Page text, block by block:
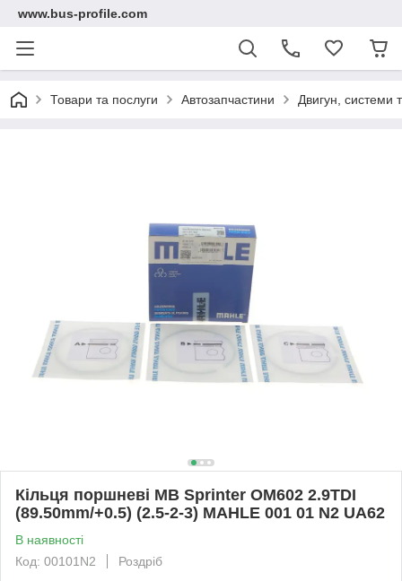
www.bus-profile.com
Товари та послуги Автозапчастини Двигун, системи
Кільця поршневі MB Sprinter OM602 2.9TDI
(89.50mm/+0.5) (2.5-2-3) MAHLE 001 01 N2 UA62
В наявності
Код: 00101N2
Роздріб